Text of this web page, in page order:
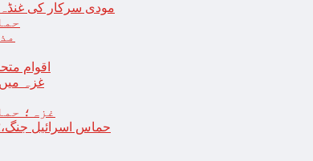
مودی سرکار کی غنڈہ
اقوام متحدہ
غزہ
غزہ؛
حماس اسرائیل جنگ،2ماہ مکمل: غزہ شہرتباہ،7ہزاربچوں سمیت16ہزارفلسطینی شہید